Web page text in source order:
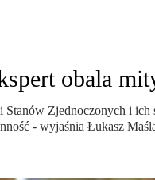
obala
Stanów Zjednoczonych i
- wyjaśnia Łukasz